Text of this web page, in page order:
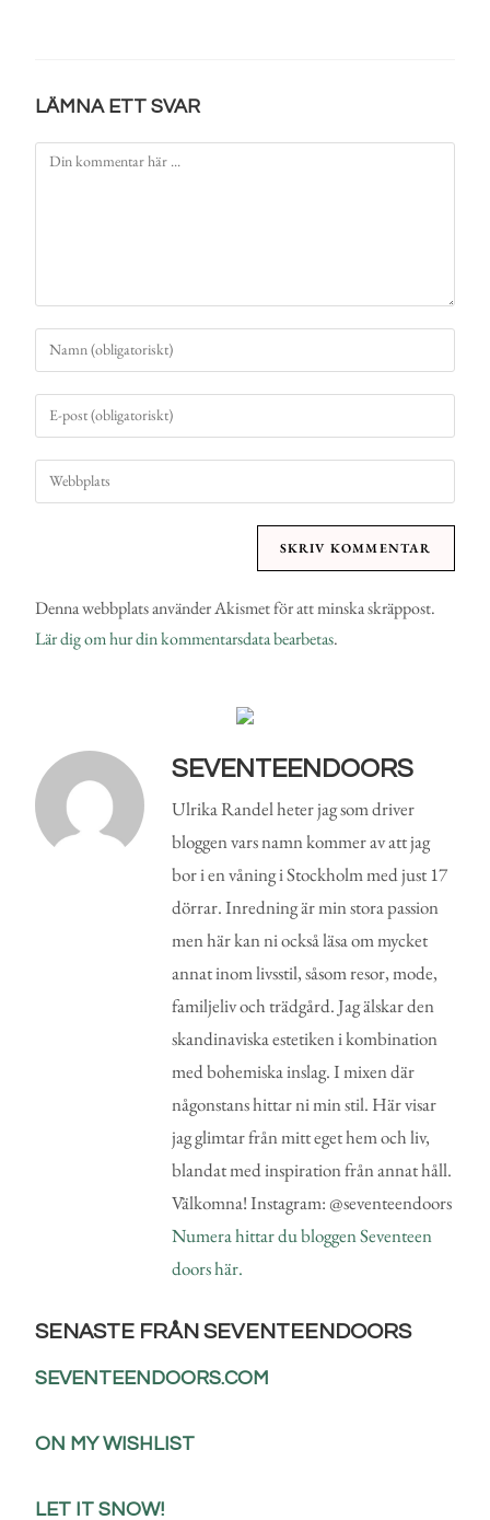
LÄMNA ETT SVAR
Denna webbplats använder Akismet för att minska skräppost.
Lär dig om hur din kommentarsdata bearbetas.
SEVENTEENDOORS
Ulrika Randel heter jag som driver
bloggen vars namn kommer av att jag
bor i en våning i Stockholm med just 17
dörrar. Inredning är min stora passion
men här kan ni också läsa om mycket
annat inom livsstil, såsom resor, mode,
familjeliv och trädgård. Jag älskar den
skandinaviska estetiken i kombination
med bohemiska inslag. I mixen där
någonstans hittar ni min stil. Här visar
jag glimtar från mitt eget hem och liv,
blandat med inspiration från annat håll.
Välkomna! Instagram: @seventeendoors
Numera hittar du bloggen Seventeen
doors här.
SENASTE FRÅN SEVENTEENDOORS
SEVENTEENDOORS.COM
ON MY WISHLIST
LET IT SNOW!